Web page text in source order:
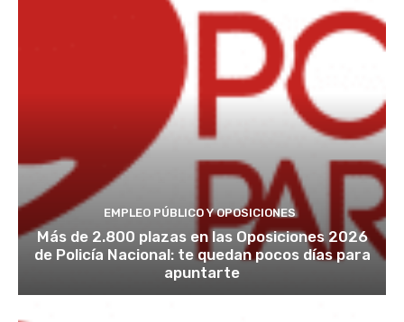
EMPLEO PÚBLICO Y OPOSICIONES
Más de 2.800 plazas en las Oposiciones 2026
de Policía Nacional: te quedan pocos días para
apuntarte